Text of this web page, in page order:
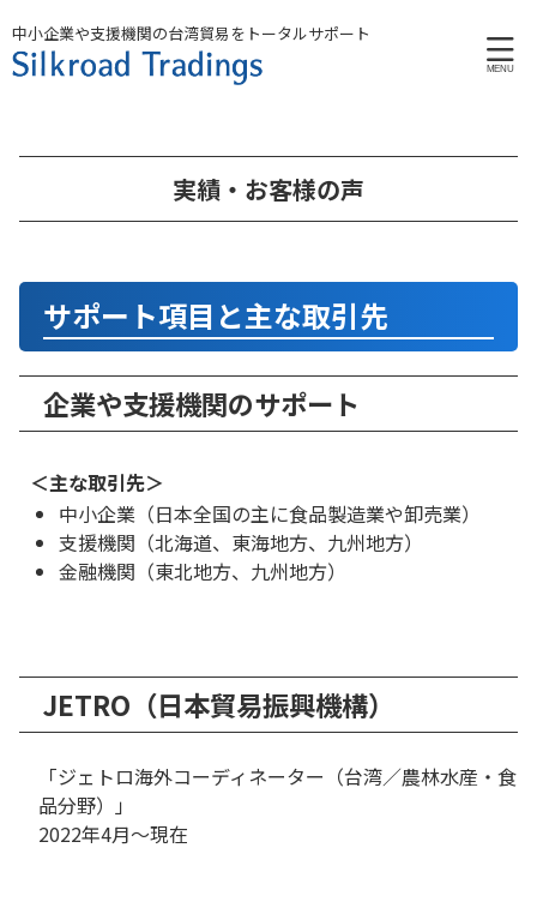
中小企業や支援機関の台湾貿易をトータルサポート
実績・お客様の声
サポート項目と主な取引先
企業や支援機関のサポート
＜主な取引先＞
中小企業（日本全国の主に食品製造業や卸売業）
支援機関（北海道、東海地方、九州地方）
金融機関（東北地方、九州地方）
JETRO（日本貿易振興機構）
「ジェトロ海外コーディネーター（台湾／農林水産・食
品分野）」
2022年4月～現在